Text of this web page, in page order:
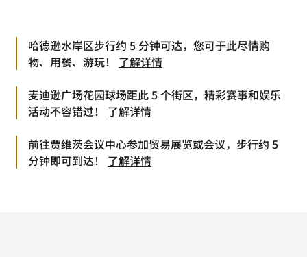
哈德逊水岸区步行约 5 分钟可达，您可于此尽情购
物、用餐、游玩！ 了解详情
麦迪逊广场花园球场距此 5 个街区，精彩赛事和娱乐
活动不容错过！ 了解详情
前往贾维茨会议中心参加贸易展览或会议，步行约 5
分钟即可到达！ 了解详情